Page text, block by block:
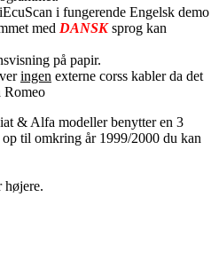
i fungerende Engelsk demo
med DANSKsprog kan
på papir.
ingen externe corss kabler da det
Romeo
& Alfa modeller benytter en 3
til omkring år 1999/2000 du kan
højere.